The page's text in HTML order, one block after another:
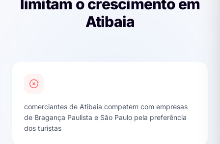
limitam o crescimento em
Atibaia
comerciantes de Atibaia competem com empresas
de Bragança Paulista e São Paulo pela preferência
dos turistas